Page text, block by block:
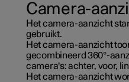
Camera-
Het camera-aanzicht
gebruikt.
Het camera-aanzicht
gecombineerd 360°-
camera's: achter, voor,
Het camera-aanzicht